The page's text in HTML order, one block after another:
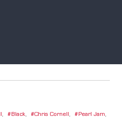
, Black, Chris Cornell , Pearl Jam,